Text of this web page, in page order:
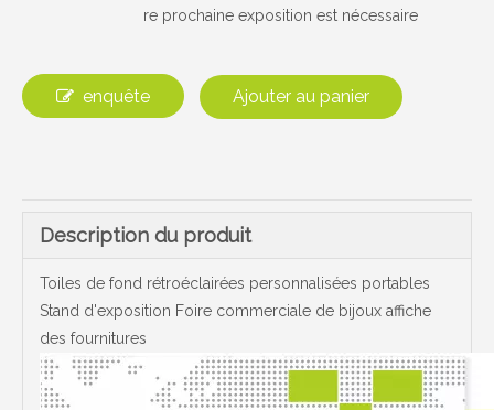
re prochaine exposition est nécessaire
enquête Ajouter au panier
Description du produit
Toiles de fond rétroéclairées personnalisées portables
Stand d'exposition Foire commerciale de bijoux affiche
des fournitures